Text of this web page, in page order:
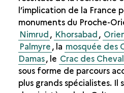
l’implication de la France
monuments du Proche-
Nimrud, Khorsabad,
Palmyre, la mosquée des
Damas, le Crac des
sous forme de parcours
plus grands spécialistes. Il